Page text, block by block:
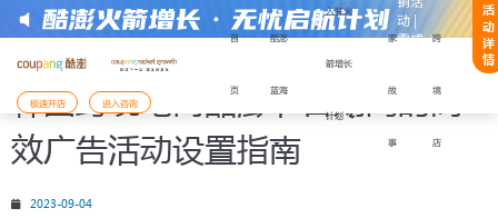
动 |
零成
活
动
详
情
首
页
酷澎
蓝海
入驻火
箭增长
计划
家
故
事
跨
境
店
极速开店 进入咨询
或获取帮助：
模式入驻Coupang酷澎火箭增长计划
韩国跨境电商酷澎节日期间的高
效广告活动设置指南
2023-09-04